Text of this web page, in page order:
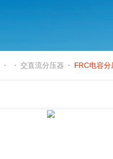
- - 交直流分压器 - FRC电容